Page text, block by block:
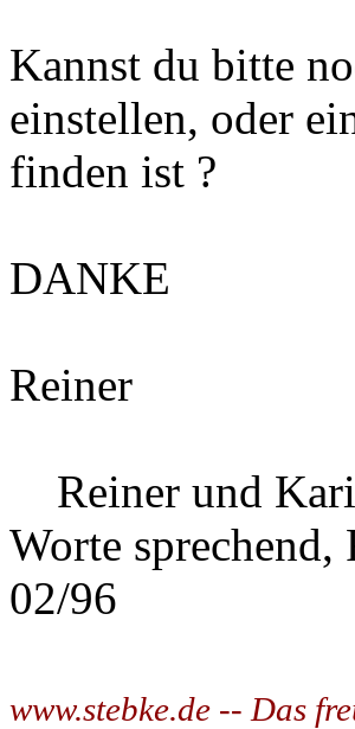
Kannst du bitte
einstellen, oder
finden ist ?
DANKE
Reiner
Reiner und
Worte
02/96
www.stebke.de -- Das